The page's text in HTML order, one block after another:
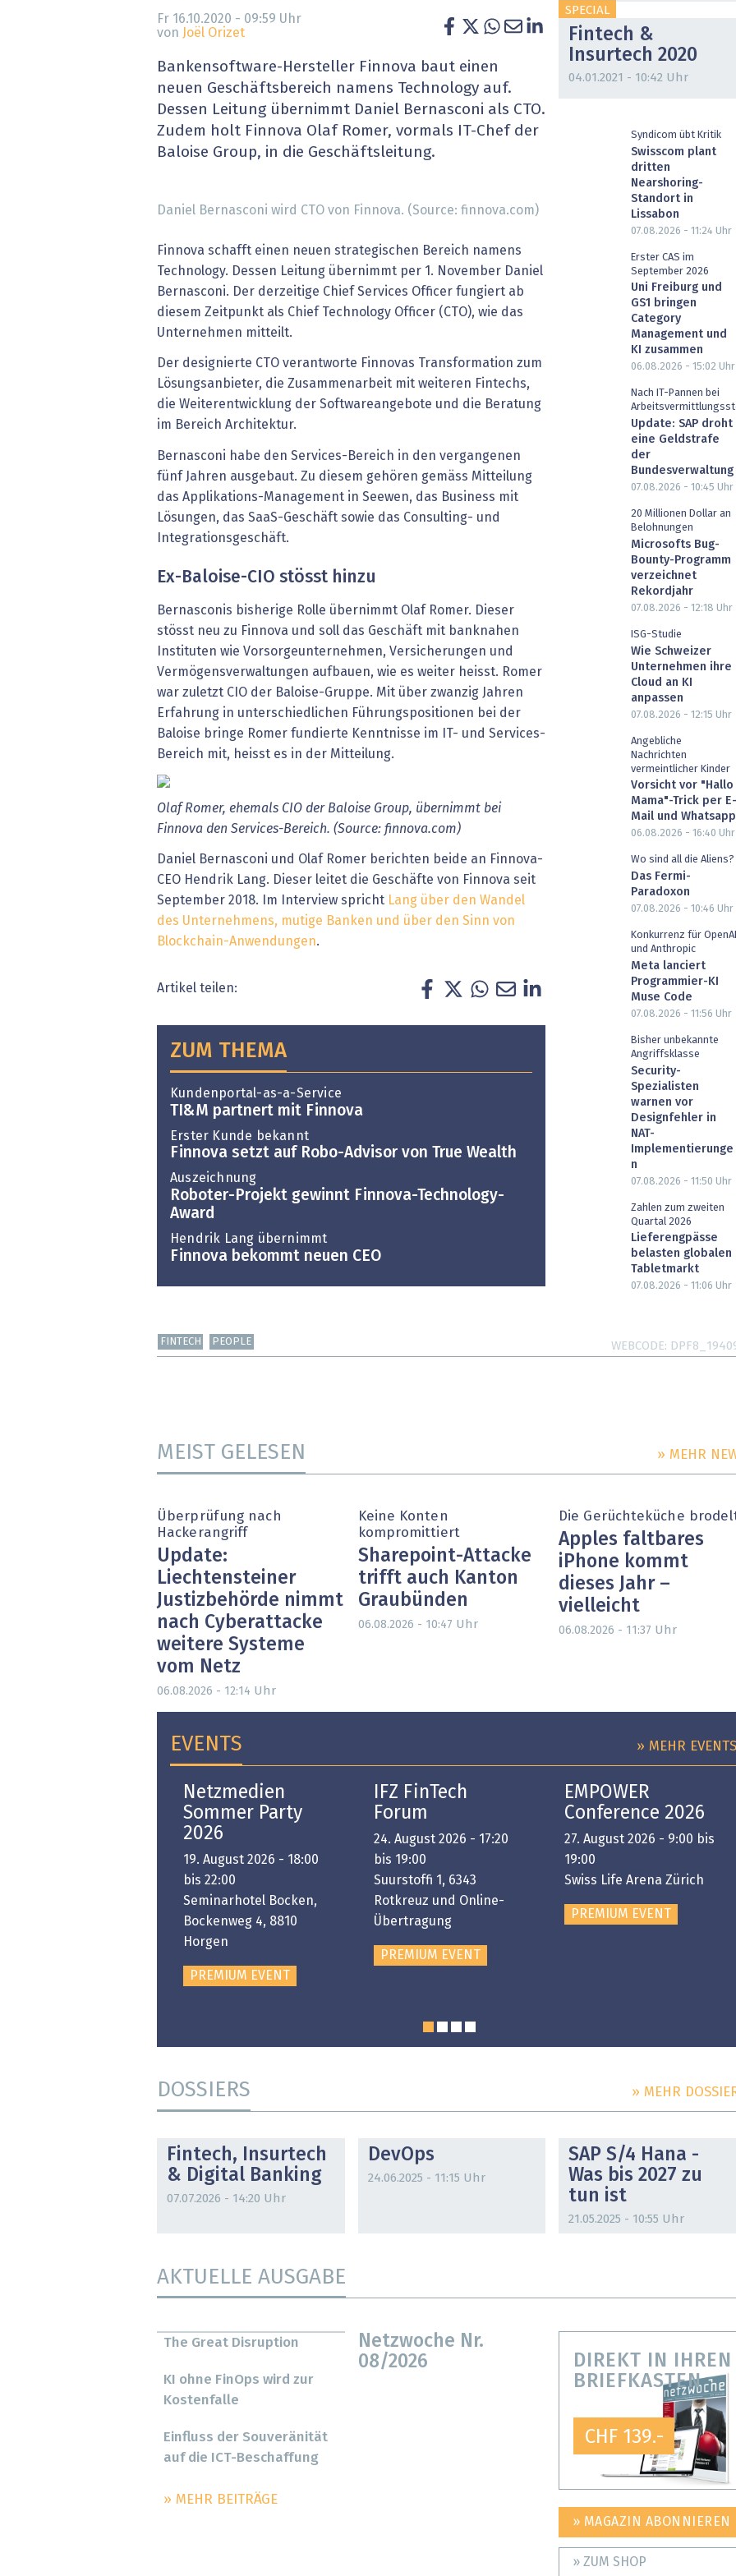
» alle News Gesundheit wird digital
Blockchain
EU-DSGVO
XaaS, Managed Services & Co.
» alle Dossiers
IT for Health
Artificial Intelligence
Finance 2030
Fintech & Insurtech
Professional AV & Digital Signage
» alle Specials
Fr 16.10.2020 - 09:59 Uhr
von Joël Orizet
Bankensoftware-Hersteller Finnova baut einen
neuen Geschäftsbereich namens Technology auf.
Dessen Leitung übernimmt Daniel Bernasconi als CTO.
Zudem holt Finnova Olaf Romer, vormals IT-Chef der
Baloise Group, in die Geschäftsleitung.
Daniel Bernasconi wird CTO von Finnova. (Source: finnova.com)
Finnova schafft einen neuen strategischen Bereich namens
Technology. Dessen Leitung übernimmt per 1. November Daniel
Bernasconi. Der derzeitige Chief Services Officer fungiert ab
diesem Zeitpunkt als Chief Technology Officer (CTO), wie das
Unternehmen mitteilt.
Der designierte CTO verantworte Finnovas Transformation zum
Lösungsanbieter, die Zusammenarbeit mit weiteren Fintechs,
die Weiterentwicklung der Softwareangebote und die Beratung
im Bereich Architektur.
Bernasconi habe den Services-Bereich in den vergangenen
fünf Jahren ausgebaut. Zu diesem gehören gemäss Mitteilung
das Applikations-Management in Seewen, das Business mit
Lösungen, das SaaS-Geschäft sowie das Consulting- und
Integrationsgeschäft.
Ex-Baloise-CIO stösst hinzu
Bernasconis bisherige Rolle übernimmt Olaf Romer. Dieser
stösst neu zu Finnova und soll das Geschäft mit banknahen
Instituten wie Vorsorgeunternehmen, Versicherungen und
Vermögensverwaltungen aufbauen, wie es weiter heisst. Romer
war zuletzt CIO der Baloise-Gruppe. Mit über zwanzig Jahren
Erfahrung in unterschiedlichen Führungspositionen bei der
Baloise bringe Romer fundierte Kenntnisse im IT- und Services-
Bereich mit, heisst es in der Mitteilung.
Olaf Romer, ehemals CIO der Baloise Group, übernimmt bei
Finnova den Services-Bereich. (Source: finnova.com)
Daniel Bernasconi und Olaf Romer berichten beide an Finnova-
CEO Hendrik Lang. Dieser leitet die Geschäfte von Finnova seit
September 2018. Im Interview spricht Lang über den Wandel
des Unternehmens, mutige Banken und über den Sinn von
Blockchain-Anwendungen.
Artikel teilen:
ZUM THEMA
Kundenportal-as-a-Service
TI&M partnert mit Finnova
Erster Kunde bekannt
Finnova setzt auf Robo-Advisor von True Wealth
Auszeichnung
Roboter-Projekt gewinnt Finnova-Technology-
Award
Hendrik Lang übernimmt
Finnova bekommt neuen CEO
SPECIAL
Fintech &
Insurtech 2020
04.01.2021 - 10:42 Uhr
Syndicom übt Kritik
Swisscom plant
dritten
Nearshoring-
Standort in
Lissabon
07.08.2026 - 11:24 Uhr
Erster CAS im
September 2026
Uni Freiburg und
GS1 bringen
Category
Management und
KI zusammen
06.08.2026 - 15:02 Uhr
Nach IT-Pannen bei
Update: SAP droht
eine Geldstrafe
der
Bundesverwaltung
07.08.2026 - 10:45 Uhr
20 Millionen Dollar an
Belohnungen
Microsofts Bug-
Bounty-Programm
verzeichnet
Rekordjahr
07.08.2026 - 12:18 Uhr
ISG-Studie
Wie Schweizer
Unternehmen ihre
Cloud an KI
anpassen
07.08.2026 - 12:15 Uhr
Angebliche
Nachrichten
vermeintlicher Kinder
Vorsicht vor "Hallo
Mama"-Trick per E-
Mail und Whatsapp
06.08.2026 - 16:40 Uhr
Wo sind all die Aliens?
Das Fermi-
Paradoxon
07.08.2026 - 10:46 Uhr
Konkurrenz für OpenAI
und Anthropic
Meta lanciert
Programmier-KI
Muse Code
07.08.2026 - 11:56 Uhr
Bisher unbekannte
Angriffsklasse
Security-
Spezialisten
warnen vor
Designfehler in
NAT-
Implementierunge
n
07.08.2026 - 11:50 Uhr
Zahlen zum zweiten
Quartal 2026
Lieferengpässe
belasten globalen
Tabletmarkt
07.08.2026 - 11:06 Uhr
FINTECH PEOPLE WEBCODE
MEIST GELESEN » MEHR
Überprüfung nach
Hackerangriff
Update:
Liechtensteiner
Justizbehörde nimmt
nach Cyberattacke
weitere Systeme
vom Netz
06.08.2026 - 12:14 Uhr
Keine Konten
kompromittiert
Sharepoint-Attacke
trifft auch Kanton
Graubünden
06.08.2026 - 10:47 Uhr
Die Gerüchteküche
Apples faltbares
iPhone kommt
dieses Jahr –
vielleicht
06.08.2026 - 11:37 Uhr
EVENTS » MEHR EVENTS
Netzmedien
Sommer Party
2026
19. August 2026 - 18:00
bis 22:00
Seminarhotel Bocken,
Bockenweg 4, 8810
Horgen
PREMIUM EVENT
IFZ FinTech
Forum
24. August 2026 - 17:20
bis 19:00
Suurstoffi 1, 6343
Rotkreuz und Online-
Übertragung
PREMIUM EVENT
EMPOWER
Conference 2026
27. August 2026 - 9:00 bis
19:00
Swiss Life Arena Zürich
PREMIUM EVENT
DOSSIERS » MEHR
Fintech, Insurtech
& Digital Banking
07.07.2026 - 14:20 Uhr
DevOps
24.06.2025 - 11:15 Uhr
SAP S/4 Hana -
Was bis 2027 zu
tun ist
21.05.2025 - 10:55 Uhr
AKTUELLE AUSGABE
Netzwoche Nr.
08/2026
The Great Disruption
KI ohne FinOps wird zur
Kostenfalle
Einfluss der Souveränität
auf die ICT-Beschaffung
» MEHR BEITRÄGE
DIREKT IN IHREN
BRIEFKASTEN
CHF 139.-
» MAGAZIN ABONNIEREN
» ZUM SHOP